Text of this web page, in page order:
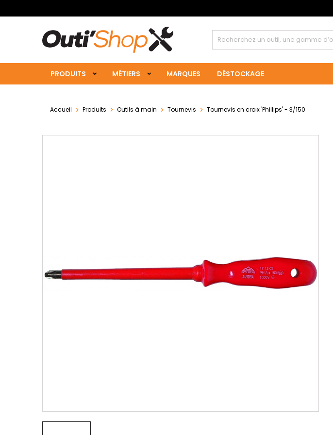
PRODUITS MÉTIERS MARQUES DÉSTOCKAGE
Accueil Produits Outils à main Tournevis Tournevis en croix 'Phillips' - 3/150